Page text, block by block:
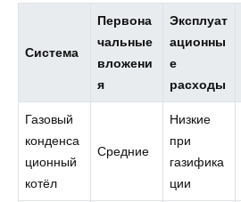
Система
Первона
чальные
вложени
я
Эксплуат
ационны
е
расходы
Газовый
конденса
ционный
котёл
Средние
Низкие
при
газифика
ции